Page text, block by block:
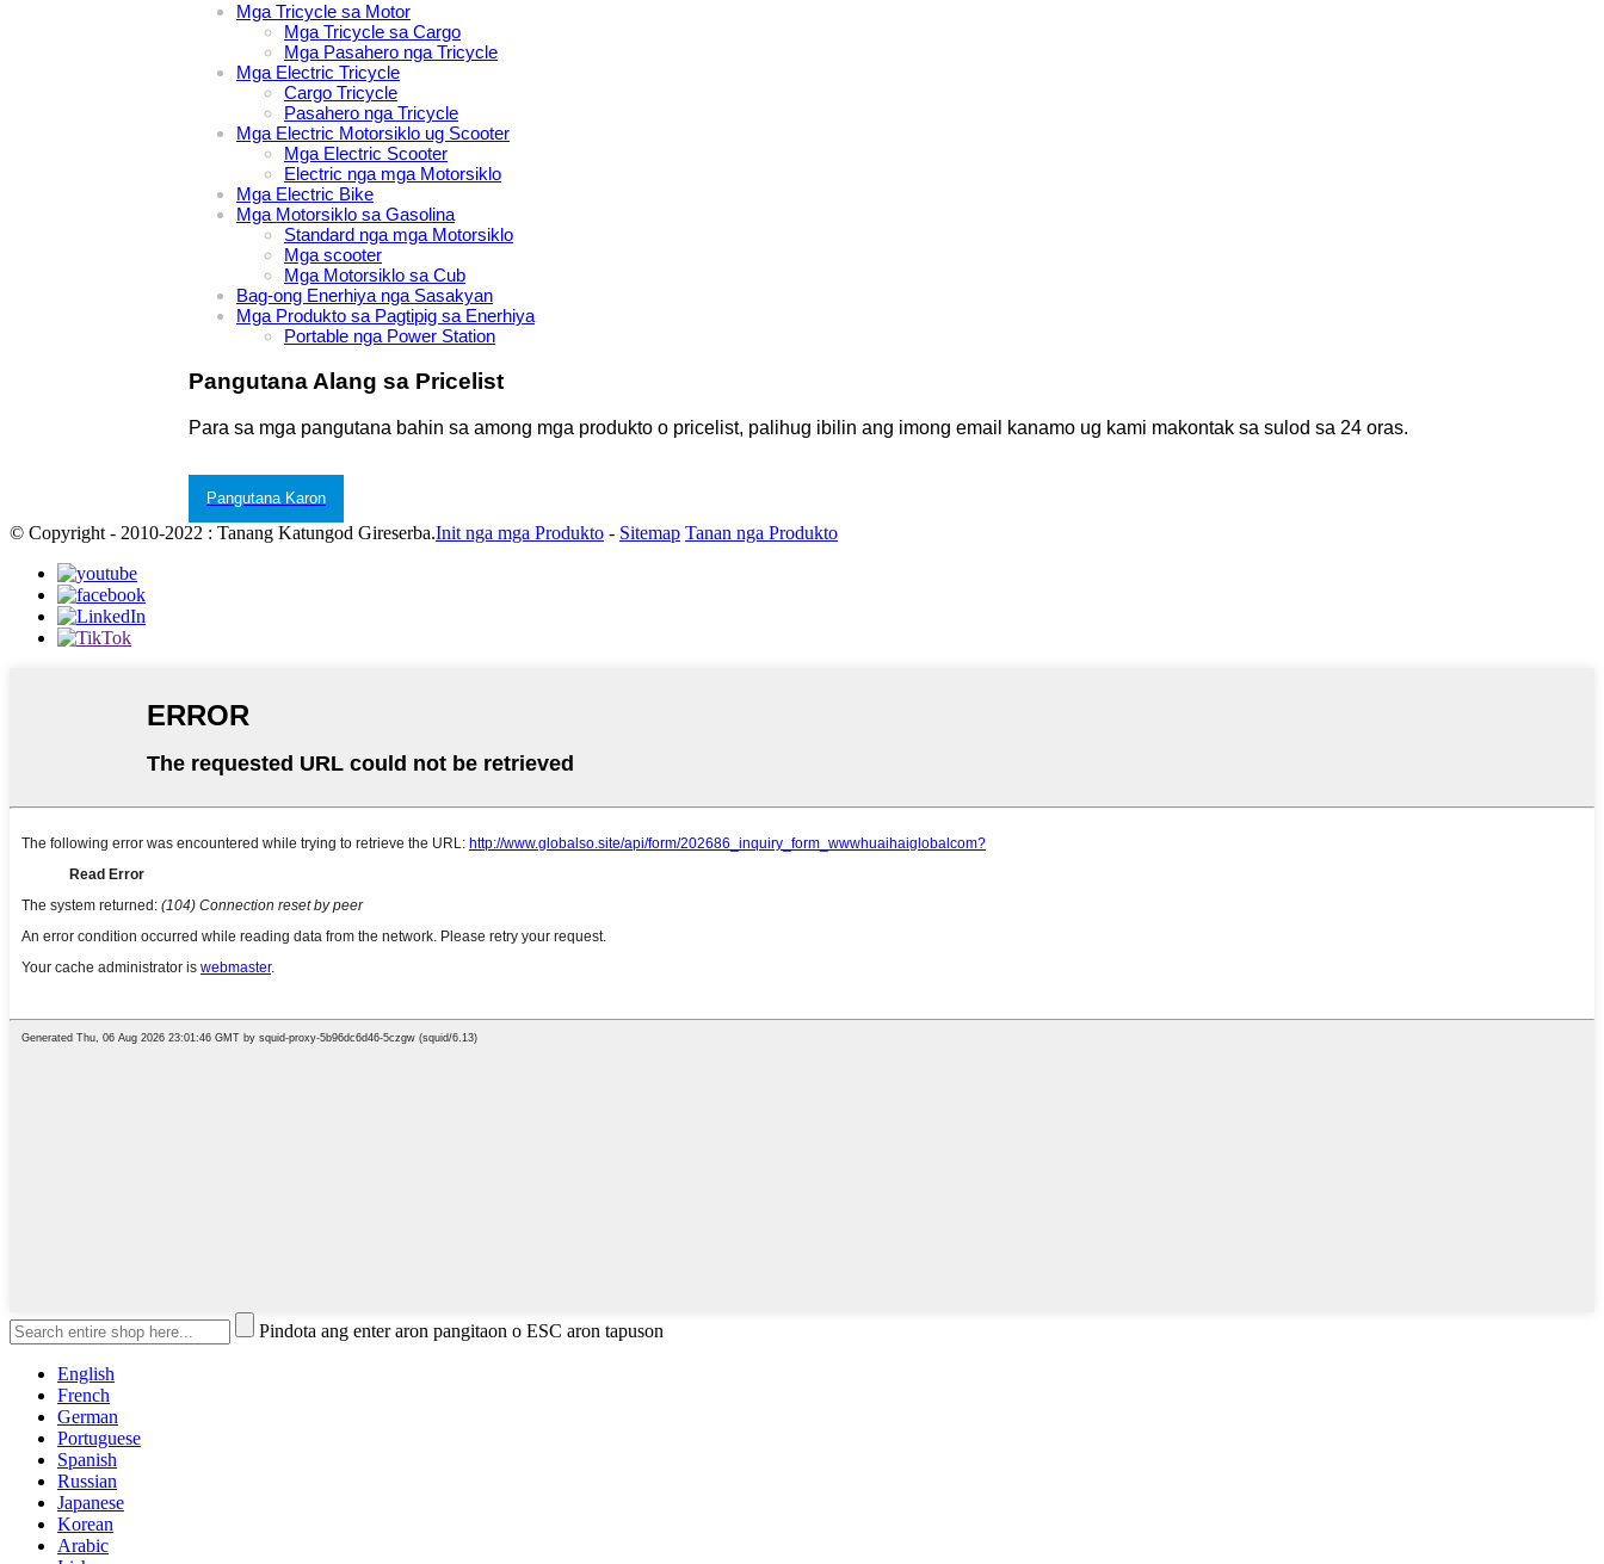
Mga Tricycle sa Motor
Mga Tricycle sa Cargo
Mga Pasahero nga Tricycle
Mga Electric Tricycle
Cargo Tricycle
Pasahero nga Tricycle
Mga Electric Motorsiklo ug Scooter
Mga Electric Scooter
Electric nga mga Motorsiklo
Mga Electric Bike
Mga Motorsiklo sa Gasolina
Standard nga mga Motorsiklo
Mga scooter
Mga Motorsiklo sa Cub
Bag-ong Enerhiya nga Sasakyan
Mga Produkto sa Pagtipig sa Enerhiya
Portable nga Power Station
Pangutana Alang sa Pricelist
Para sa mga pangutana bahin sa among mga produkto o pricelist, palihug ibilin ang imong email kanamo ug kami makontak sa sulod sa 24 oras.
Pangutana Karon
© Copyright - 2010-2022 : Tanang Katungod Gireserba.Init nga mga Produkto - Sitemap Tanan nga Produkto
Pindota ang enter aron pangitaon o ESC aron tapuson
English
French
German
Portuguese
Spanish
Russian
Japanese
Korean
Arabic